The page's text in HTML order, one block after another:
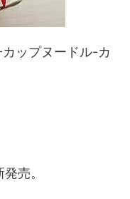
カップヌードル-カ
売。